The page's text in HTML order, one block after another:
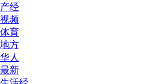
产经
视频
体育
地方
华人
最新